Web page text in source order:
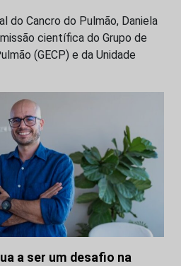
do Cancro do Pulmão, Daniela
científica do Grupo de
(GECP) e da Unidade
a ser um desafio na